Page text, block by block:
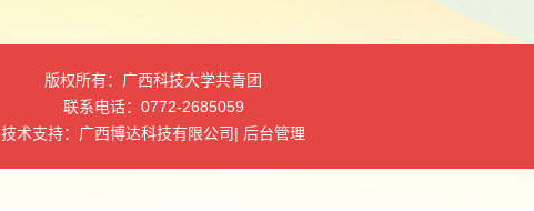
版权所有：广西科技大学共青团
联系电话：0772-2685059
技术支持：广西博达科技有限公司| 后台管理